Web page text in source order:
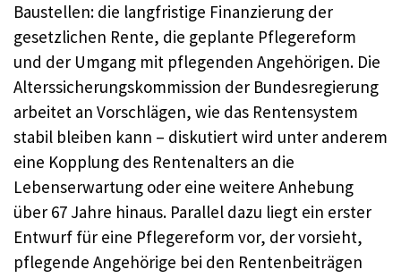
Baustellen: die langfristige Finanzierung der
gesetzlichen Rente, die geplante Pflegereform
und der Umgang mit pflegenden Angehörigen. Die
Alterssicherungskommission der Bundesregierung
arbeitet an Vorschlägen, wie das Rentensystem
stabil bleiben kann – diskutiert wird unter anderem
eine Kopplung des Rentenalters an die
Lebenserwartung oder eine weitere Anhebung
über 67 Jahre hinaus. Parallel dazu liegt ein erster
Entwurf für eine Pflegereform vor, der vorsieht,
pflegende Angehörige bei den Rentenbeiträgen